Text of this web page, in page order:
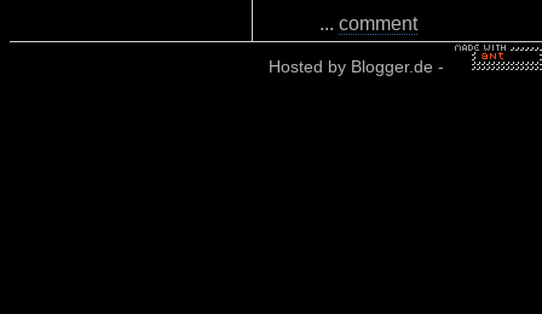
... comment
Hosted by Blogger.de -